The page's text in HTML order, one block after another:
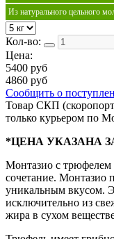
Из натурального цельного
Кол-во:
Цена:
5400 руб
4860 руб
Сообщить о
Товар СКП
только курьером по
*ЦЕНА УКАЗАНА
Монтазио с трюфелем
сочетание. Монтазио
уникальным вкусом.
исключительно из
жира в сухом